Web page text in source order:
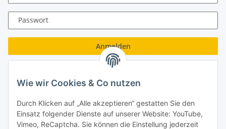
Passwort
Anmelden
Neu hier?Jetzt registrieren!
Turboloch GmbH
Wie wir Cookies & Co nutzen
Durch Klicken auf „Alle akzeptieren“ gestatten Sie den
Einsatz folgender Dienste auf unserer Website: YouTube,
Vimeo, ReCaptcha. Sie können die Einstellung jederzeit